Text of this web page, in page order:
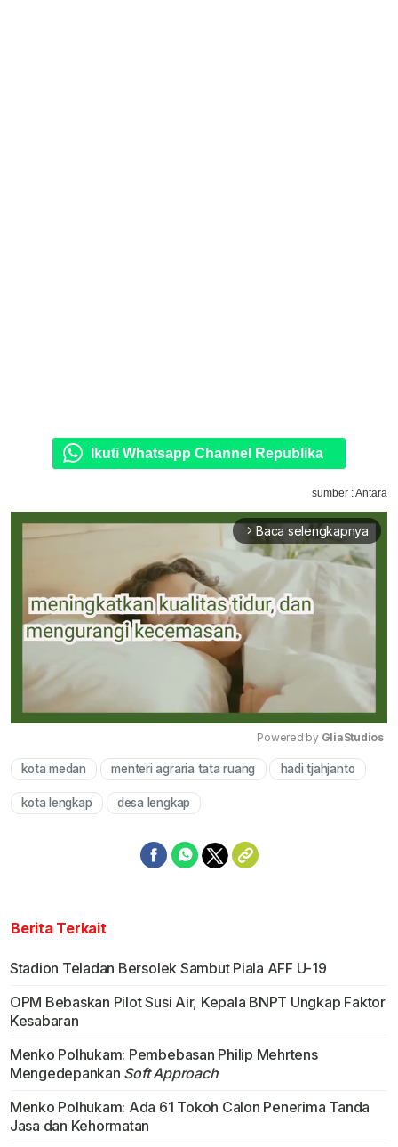
Ikuti Whatsapp Channel Republika
sumber : Antara
arrow_forward_ios Baca selengkapnya
Mute
Powered by GliaStudios
kota medan menteri agraria tata ruang hadi tjahjanto
kota lengkap desa lengkap
Berita Terkait
Stadion Teladan Bersolek Sambut Piala AFF U-19
OPM Bebaskan Pilot Susi Air, Kepala BNPT Ungkap Faktor
Kesabaran
Menko Polhukam: Pembebasan Philip Mehrtens
Mengedepankan Soft Approach
Menko Polhukam: Ada 61 Tokoh Calon Penerima Tanda
Jasa dan Kehormatan